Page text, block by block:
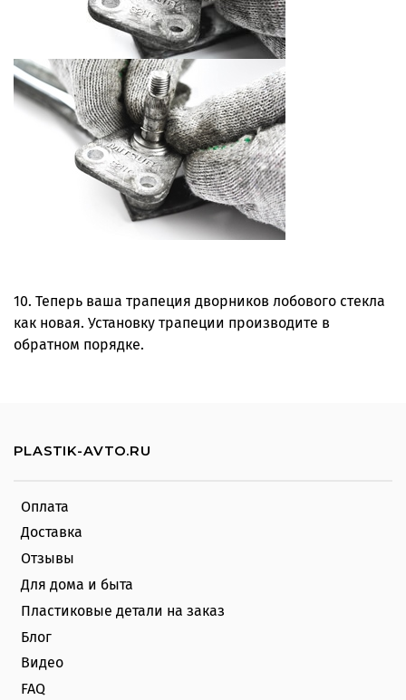
10. Теперь ваша трапеция дворников лобового стекла
как новая. Установку трапеции производите в
обратном порядке.
Оплата
Доставка
Отзывы
Для дома и быта
Пластиковые детали на заказ
Блог
Видео
FAQ
PLASTIK-AVTO.RU